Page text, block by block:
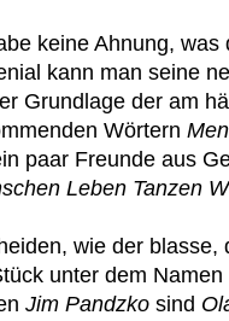
keine Ahnung,
kann man seine
Grundlage der am
Wörtern
paar Freunde aus
Leben Tanzen
wie der
unter dem Namen
Jim Pandzko sind